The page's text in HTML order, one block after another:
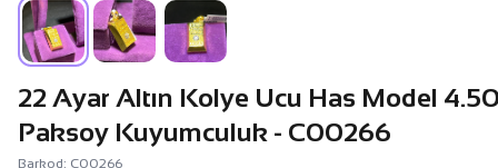
22 Ayar Altın Kolye Ucu Has Model
Paksoy Kuyumculuk - C00266
Barkod: C00266